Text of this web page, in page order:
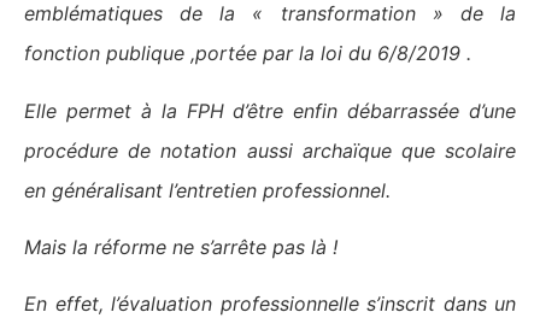
emblématiques de la « transformation » de la
fonction publique ,portée par la loi du 6/8/2019 .
Elle permet à la FPH d’être enfin débarrassée d’une
procédure de notation aussi archaïque que scolaire
en généralisant l’entretien professionnel.
Mais la réforme ne s’arrête pas là !
En effet, l’évaluation professionnelle s’inscrit dans un